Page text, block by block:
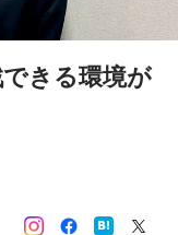
きる環境が